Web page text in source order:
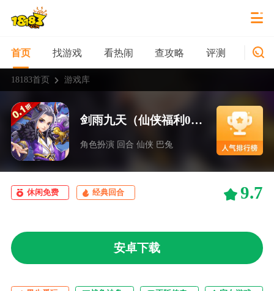
首页 找游戏 看热闹 查攻略 评测 新游
18183首页 游戏库
剑雨九天（仙侠福利0.1折）
角色扮演 回合 仙侠 巴兔
休闲免费 经典回合 9.7
安卓下载